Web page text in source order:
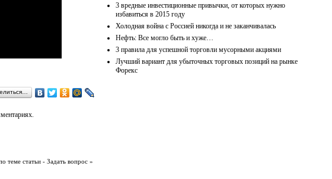
теме статьи - Задать вопрос »
3 вредные инвестиционные привычки, от которых нужно
избавиться в 2015 году
Холодная война с Россией никогда и не заканчивалась
Нефть: Все могло быть и хуже…
3 правила для успешной торговли мусорными акциями
Лучший вариант для убыточных торговых позиций на рынке
Форекс